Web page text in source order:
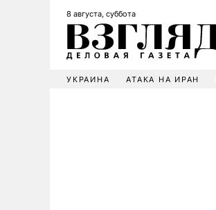
8 августа, суббота
УКРАИНА АТАКА НА ИРАН